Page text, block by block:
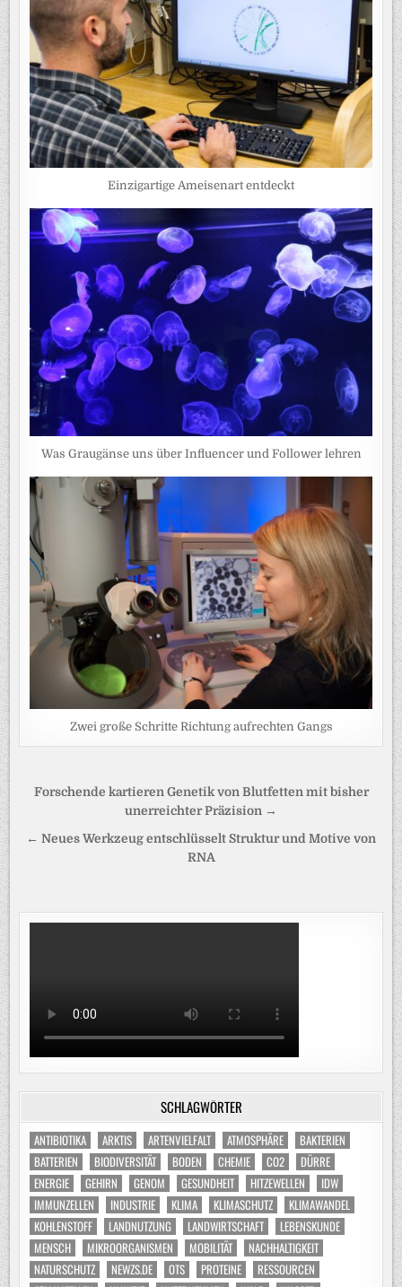
Einzigartige Ameisenart entdeckt
Was Graugänse uns über Influencer und Follower lehren
Zwei große Schritte Richtung aufrechten Gangs
Beitragsnavigation
Forschende kartieren Genetik von Blutfetten mit bisher
unerreichter Präzision →
← Neues Werkzeug entschlüsselt Struktur und Motive von
RNA
SCHLAGWÖRTER
ANTIBIOTIKA ARKTIS ARTENVIELFALT ATMOSPHÄRE
BAKTERIEN
BATTERIEN
BIODIVERSITÄT BODEN CHEMIE CO2
DÜRRE
ENERGIE
GEHIRN GENOM GESUNDHEIT HITZEWELLEN
IDW
IMMUNZELLEN
INDUSTRIE KLIMA KLIMASCHUTZ
KLIMAWANDEL
KOHLENSTOFF
LANDNUTZUNG LANDWIRTSCHAFT
LEBENSKUNDE
MENSCH
MIKROORGANISMEN MOBILITÄT
NACHHALTIGKEIT
NATURSCHUTZ
NEWZS.DE OTS PROTEINE
RESSOURCEN